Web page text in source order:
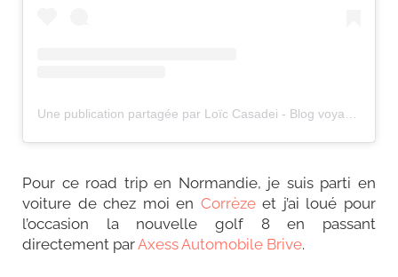
Pour ce road trip en Normandie, je suis parti en
voiture de chez moi en Corrèzeet j’ai loué pour
l’occasion la nouvelle golf 8 en passant
directement parAxess Automobile Brive.